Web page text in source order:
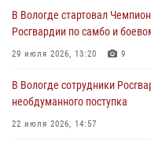
В Вологде определились
Северо-Западного округа
03 августа 2026, 08:54
ЗА МИНУВШУЮ НЕДЕЛЮ
В Вологде стартовал
Росгвардии по самбо и
29 июля 2026, 13:20 9
В Вологде сотрудники
необдуманного поступка
22 июля 2026, 14:57